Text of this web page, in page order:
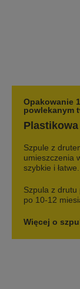
Opakowanie
powlekanym
Szpule z
umieszczenia
szybkie i łatwe.
Szpula z
po 10-12
Więcej o